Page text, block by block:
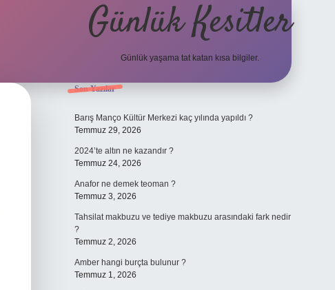
Günlük Kesitler
Günlük yaşama tat katan kısa bilgiler.
Sidebar
Son Yazılar
Barış Manço Kültür Merkezi kaç yılında yapıldı ?
Temmuz 29, 2026
2024’te altın ne kazandır ?
Temmuz 24, 2026
Anafor ne demek teoman ?
Temmuz 3, 2026
Tahsilat makbuzu ve tediye makbuzu arasındaki fark nedir
?
Temmuz 2, 2026
Amber hangi burçta bulunur ?
Temmuz 1, 2026